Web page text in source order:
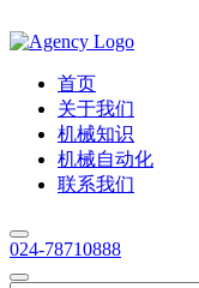
首页
关于我们
机械知识
机械自动化
联系我们
024-78710888